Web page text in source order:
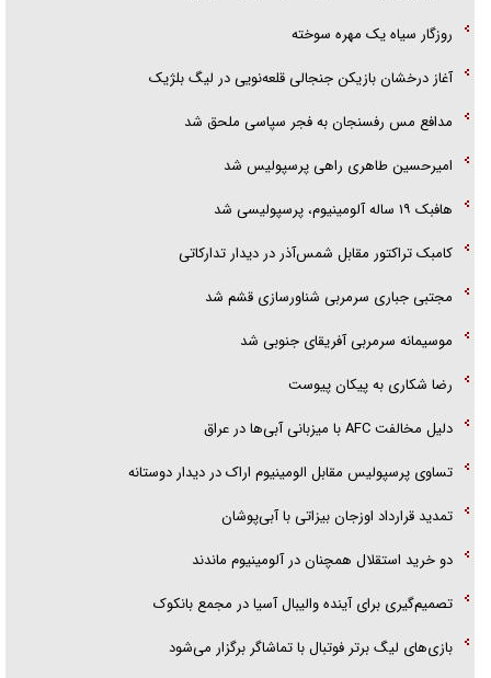
روزگار سیاه یک مهره سوخته
آغاز درخشان بازیکن جنجالی قلعه‌نویی در لیگ بلژیک
مدافع مس رفسنجان به فجر سپاسی ملحق شد
امیرحسین طاهری راهی پرسپولیس شد
هافبک ۱۹ ساله آلومینیوم، پرسپولیسی شد
کامبک تراکتور مقابل شمس‌آذر در دیدار تدارکاتی
مجتبی جباری سرمربی شناورسازی قشم شد
موسیمانه سرمربی آفریقای جنوبی شد
رضا شکاری به پیکان پیوست
دلیل مخالفت AFC با میزبانی آبی‌ها در عراق
تساوی پرسپولیس مقابل الومینیوم اراک در دیدار دوستانه
تمدید قرارداد اوزجان بیزاتی با آبی‌پوشان
دو خرید استقلال همچنان در آلومینیوم ماندند
تصمیم‌گیری برای آینده والیبال آسیا در مجمع بانکوک
بازی‌های لیگ برتر فوتبال با تماشاگر برگزار می‌شود